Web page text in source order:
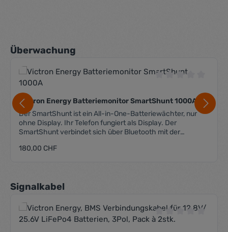
Produktgalerie überspringen
Überwachung
Victron Energy Batteriemonitor SmartShunt 1000A
Der SmartShunt ist ein All-in-One-Batteriewächter, nur
ohne Display. Ihr Telefon fungiert als Display. Der
SmartShunt verbindet sich über Bluetooth mit der
Sie können alle überwachten Batterieparameter, wie
werden. Der Smart Shunt hat 2 Spannungseingänge,
Spannungsmessung der Zusatzbatterie sowie der Starter-
Batterie Mittelpunktspannung der Batteriebank
Temperaturüberwachung mittels entsprechendem
Regulärer Preis:
180,00 CHF
Produktgalerie überspringen
Signalkabel
Durchschnittliche